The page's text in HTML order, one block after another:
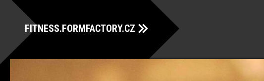
FITNESS.FORMFACTORY.CZ